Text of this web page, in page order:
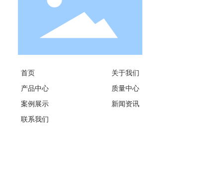
首页
关于我们
产品中心
质量中心
案例展示
新闻资讯
联系我们